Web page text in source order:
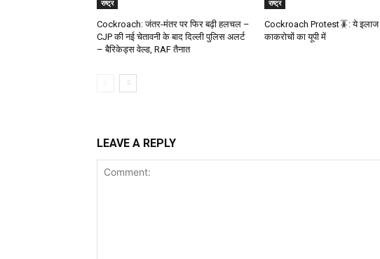
राष्ट्र
Cockroach: जंतर-मंतर पर फिर बढ़ी हलचल –
CJP की नई चेतावनी के बाद दिल्ली पुलिस अलर्ट
– बैरिकेड्स वेल्ड, RAF तैनात
राष्ट्र
Cockroach Protest🪳: ये इलाज
काकरोचों का यूपी में
LEAVE A REPLY